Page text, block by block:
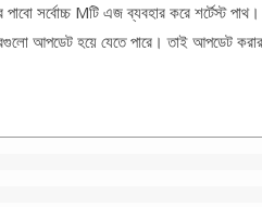
সর্বোচ্চ Mটি এজ ব্যবহার করে শর্টেস্ট
আপডেট হয়ে যেতে পারে। তাই আপডেট